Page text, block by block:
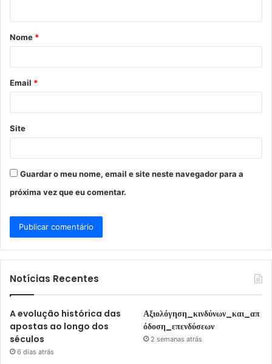
á
r
*
Nome *
Email *
Site
Guardar o meu nome, email e site neste navegador para a
próxima vez que eu comentar.
Notícias Recentes
A evolução histórica das
apostas ao longo dos
séculos
6 dias atrás
Αξιολόγηση_κινδύνων_και_απ
όδοση_επενδύσεων
2 semanas atrás